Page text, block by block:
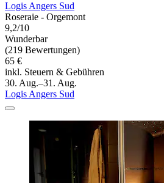
Logis Angers Sud
Roseraie - Orgemont
9,2/10
Wunderbar
(219 Bewertungen)
65 €
inkl. Steuern & Gebühren
30. Aug.–31. Aug.
Logis Angers Sud